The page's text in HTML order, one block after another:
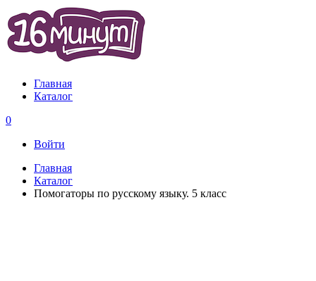
Главная
Каталог
0
Войти
Главная
Каталог
Помогаторы по русскому языку. 5 класс